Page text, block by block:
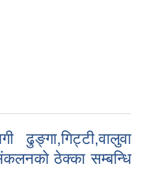
ठेक्का सम्बन्धि